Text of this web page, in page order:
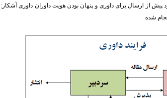
پیش از ارسال برای داوری و پنهان بودن هویت داوران داوری
شده